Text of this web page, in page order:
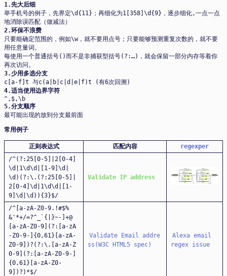
1.先大后细
举手机号的例子，先界定\d{11}；再细化为1[358]\d{9}，逐步细化,一点一点
地消除误匹配（做减法）
2.环保不浪费
只要能确定范围的，例如\w，就不要用点号；只要能够预测重复次数的，就不要
用任意量词。
每使用一个普通括号()而不是非捕获型括号(?:…)，就会保留一部分内存等着你
再次访问。
3.少用多选分支
c[a-f]t 与c(a|b|c|d|e|f)t (有6次回溯)
4.适当使用边界字符
^,$,\b
5.分支顺序
最可能出现的放到分支最前面
常用例子
正则表达式 匹配内容
regexper
/^(?:25[0-5]|2[0-4]
\d|1\d\d|[1-9]\d|
\d)(?:\.(?:25[0-5]|
2[0-4]\d|1\d\d|[1-
9]\d|\d)){3}$/
Validate IP address
/^[a-zA-Z0-9.!#$%
&'*+/=?^_`{|}~-]+@
[a-zA-Z0-9](?:[a-zA
-Z0-9-]{0,61}[a-zA-
Z0-9])?(?:\.[a-zA-Z
0-9](?:[a-zA-Z0-9-]
{0,61}[a-zA-Z0-
9])?)*$/
Validate Email addre
ss(W3C HTML5 spec)
Alexa email
regex issue